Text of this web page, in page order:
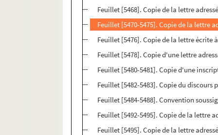
Feuillet [5468]. Copie de la lettre
Feuillet [5470-5475]. Copie de la lettre
Feuillet [5476]. Copie de la lettre écrite
Feuillet [5478]. Copie d'une lettre
Feuillet [5480-5481]. Copie d'une
Feuillet [5482-5483]. Copie du discours
Feuillet [5484-5488]. Convention
Feuillet [5492-5495]. Copie de la lettre
Feuillet [5495]. Copie de la lettre